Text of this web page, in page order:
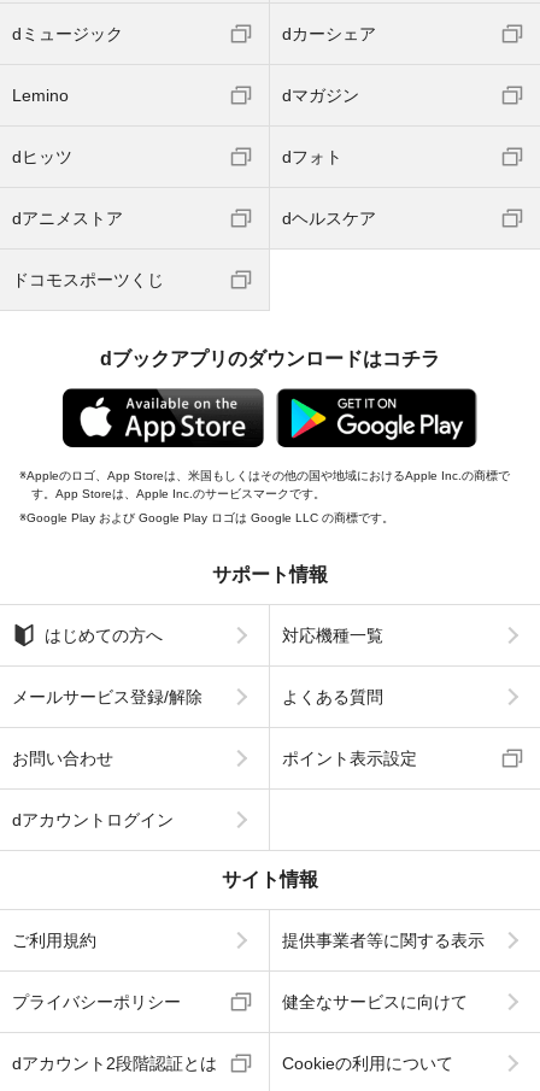
dミュージック dカーシェア
Lemino dマガジン
dヒッツ dフォト
dアニメストア dヘルスケア
ドコモスポーツくじ
dブックアプリのダウンロードはコチラ
Appleのロゴ、App Storeは、米国もしくはその他の国や地域におけるApple Inc.の商標で
す。App Storeは、Apple Inc.のサービスマークです。
Google Play および Google Play ロゴは Google LLC の商標です。
サポート情報
はじめての方へ 対応機種一覧
メールサービス登録/解除 よくある質問
お問い合わせ ポイント表示設定
dアカウントログイン
サイト情報
ご利用規約 提供事業者等に関する表示
プライバシーポリシー 健全なサービスに向けて
dアカウント2段階認証とは Cookieの利用について